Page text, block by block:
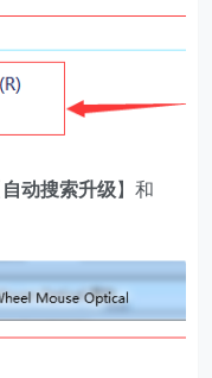
自动搜索升级】和